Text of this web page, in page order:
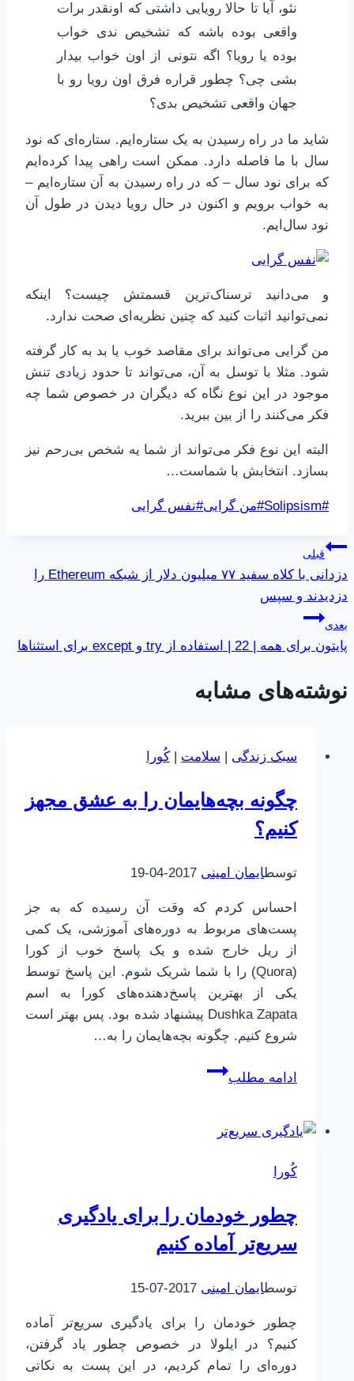
نئو، آیا تا حالا رویایی داشتی که اونقدر برات
واقعی بوده باشه که تشخیص ندی خواب
بوده یا رویا؟ اگه نتونی از اون خواب بیدار
بشی چی؟ چطور قراره فرق اون رویا رو با
جهان واقعی تشخیص بدی؟
شاید ما در راه رسیدن به یک ستاره‌ایم. ستاره‌ای که نود
سال با ما فاصله دارد. ممکن است راهی پیدا کرده‌ایم
که برای نود سال – که در راه رسیدن به آن ستاره‌ایم –
به خواب برویم و اکنون در حال رویا دیدن در طول آن
نود سال‌ایم.
و می‌دانید ترسناک‌ترین قسمتش چیست؟ اینکه
نمی‌توانید اثبات کنید که چنین نظریه‌ای صحت ندارد.
من گرایی می‌تواند برای مقاصد خوب یا بد به کار گرفته
شود. مثلا با توسل به آن، می‌تواند تا حدود زیادی تنش
موجود در این نوع نگاه که دیگران در خصوص شما چه
فکر می‌کنند را از بین ببرید.
البته این نوع فکر می‌تواند از شما یه شخص بی‌رحم نیز
بسازد. انتخابش با شماست…
برچسب‌های
#
Solipsism
#من گرایی#نفس گرایی
راهبری
نوشته
قبلی
دزدانی با کلاه سفید ۷۷ میلیون دلار از شبکه Ethereum را
دزدیدند و سپس
بعدی
پایتون برای همه | 22 | استفاده از try و except برای استثناها
نوشته‌های مشابه
سبک زندگی | سلامت | کُورا
چگونه بچه‌هایمان را به عشق مجهز
کنیم؟
توسطایمان امینی 2017-04-19
احساس کردم که وقت آن رسیده که به جز
پست‌های مربوط به دوره‌های آموزشی، یک کمی
از ریل خارج شده و یک پاسخ خوب از کورا
(Quora) را با شما شریک شوم. این پاسخ توسط
یکی از بهترین پاسخ‌دهنده‌های کورا به اسم
Dushka Zapata پیشنهاد شده بود. پس بهتر است
شروع کنیم. چگونه بچه‌هایمان را به…
ادامه مطلب
چگونه
به
کُورا
چطور خودمان را برای یادگیری
سریع‌تر آماده کنیم
توسطایمان امینی 2017-07-15
چطور خودمان را برای یادگیری سریع‌تر آماده
کنیم؟ در ایلولا در خصوص چطور یاد گرفتن،
دوره‌ای را تمام کردیم، در این پست به نکاتی